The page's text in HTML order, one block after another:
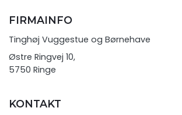
FIRMAINFO
Tinghøj Vuggestue og Børnehave
Østre Ringvej 10,
5750 Ringe
KONTAKT